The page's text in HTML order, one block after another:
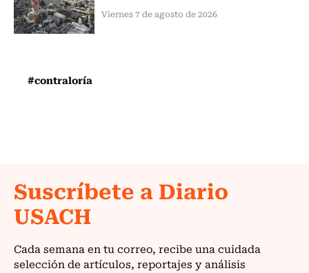
Viernes 7 de agosto de 2026
#contraloría